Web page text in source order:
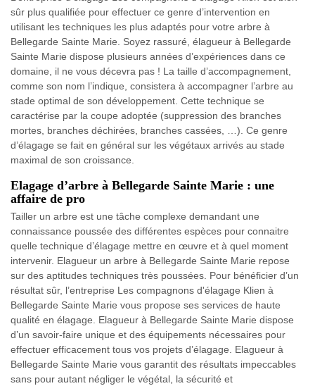
sûr plus qualifiée pour effectuer ce genre d’intervention en
utilisant les techniques les plus adaptés pour votre arbre à
Bellegarde Sainte Marie. Soyez rassuré, élagueur à Bellegarde
Sainte Marie dispose plusieurs années d’expériences dans ce
domaine, il ne vous décevra pas ! La taille d’accompagnement,
comme son nom l’indique, consistera à accompagner l’arbre au
stade optimal de son développement. Cette technique se
caractérise par la coupe adoptée (suppression des branches
mortes, branches déchirées, branches cassées, …). Ce genre
d’élagage se fait en général sur les végétaux arrivés au stade
maximal de son croissance.
Elagage d’arbre à Bellegarde Sainte Marie : une
affaire de pro
Tailler un arbre est une tâche complexe demandant une
connaissance poussée des différentes espèces pour connaitre
quelle technique d’élagage mettre en œuvre et à quel moment
intervenir. Elagueur un arbre à Bellegarde Sainte Marie repose
sur des aptitudes techniques très poussées. Pour bénéficier d’un
résultat sûr, l’entreprise Les compagnons d'élagage Klien à
Bellegarde Sainte Marie vous propose ses services de haute
qualité en élagage. Elagueur à Bellegarde Sainte Marie dispose
d’un savoir-faire unique et des équipements nécessaires pour
effectuer efficacement tous vos projets d’élagage. Elagueur à
Bellegarde Sainte Marie vous garantit des résultats impeccables
sans pour autant négliger le végétal, la sécurité et